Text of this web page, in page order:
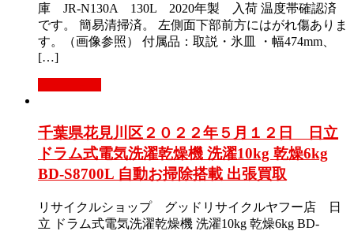
庫 JR-N130A 130L 2020年製 入荷 温度帯確認済
です。 簡易清掃済。 左側面下部前方にはがれ傷ありま
す。（画像参照） 付属品：取説・氷皿 ・幅474mm、
[…]
千葉県花見川区２０２２年５月１２日 日立
ドラム式電気洗濯乾燥機 洗濯10kg 乾燥6kg
BD-S8700L 自動お掃除搭載 出張買取
リサイクルショップ グッドリサイクルヤフー店 日
立 ドラム式電気洗濯乾燥機 洗濯10kg 乾燥6kg BD-